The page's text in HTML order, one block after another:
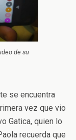
de su
se encuentra
vez que vio
Gatica, quien lo
recuerda que